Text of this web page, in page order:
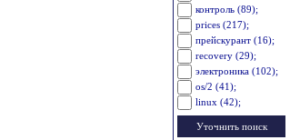
контроль (89);
prices (217);
прейскурант (16);
recovery (29);
электроника (102);
os/2 (41);
linux (42);